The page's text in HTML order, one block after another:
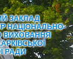
ЗАКЛАД
НАЦІОНАЛЬНО-
ВИХОВАННЯ
РАДИ